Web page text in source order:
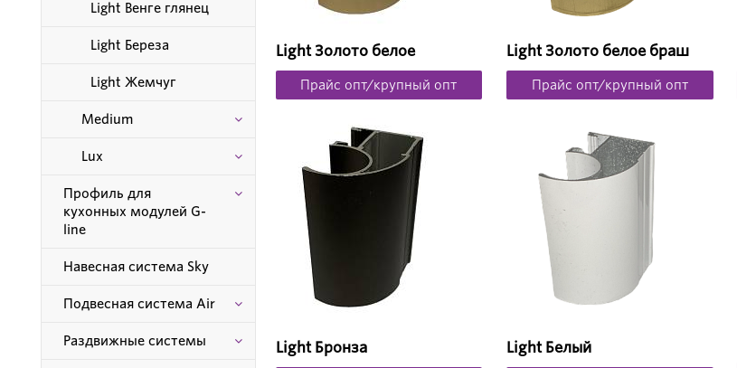
Light Венге глянец
Light Береза
Light Жемчуг
Medium
Lux
Профиль для
кухонных модулей G-
line
Навесная система Sky
Подвесная система Air
Раздвижные системы
Light Золото белое
Прайс опт/крупный опт
Light Золото белое браш
Прайс опт/крупный опт
Light Бронза Light Белый